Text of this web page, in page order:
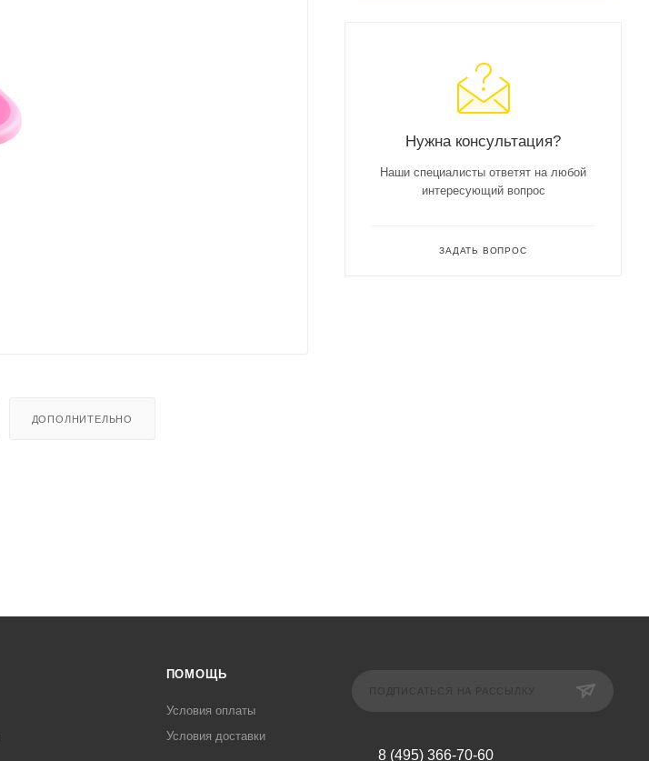
ДОПОЛНИТЕЛЬНО
Нужна консультация?
Наши специалисты ответят на любой
интересующий вопрос
ЗАДАТЬ ВОПРОС
ПОМОЩЬ
Условия оплаты
Условия доставки
8 (495) 366-70-60